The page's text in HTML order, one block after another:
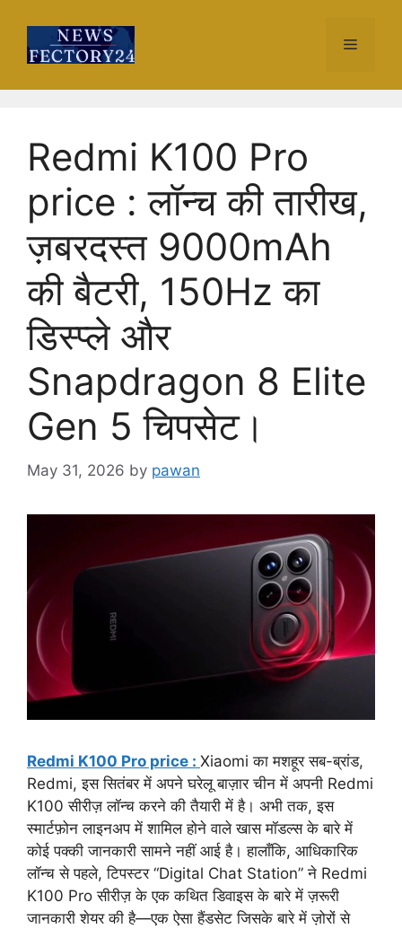
content
Menu
Redmi K100 Pro
price : लॉन्च की तारीख,
ज़बरदस्त 9000mAh
की बैटरी, 150Hz का
डिस्प्ले और
Snapdragon 8 Elite
Gen 5 चिपसेट।
May 31, 2026 by pawan
Redmi K100 Pro price : Xiaomi का मशहूर सब-ब्रांड,
Redmi, इस सितंबर में अपने घरेलू बाज़ार चीन में अपनी Redmi
K100 सीरीज़ लॉन्च करने की तैयारी में है। अभी तक, इस
स्मार्टफ़ोन लाइनअप में शामिल होने वाले खास मॉडल्स के बारे में
कोई पक्की जानकारी सामने नहीं आई है। हालाँकि, आधिकारिक
लॉन्च से पहले, टिपस्टर “Digital Chat Station” ने Redmi
K100 Pro सीरीज़ के एक कथित डिवाइस के बारे में ज़रूरी
जानकारी शेयर की है—एक ऐसा हैंडसेट जिसके बारे में ज़ोरों से